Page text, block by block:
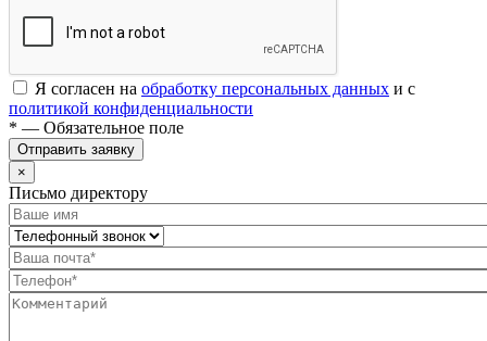
Я согласен на обработку персональных данных и с
политикой конфиденциальности
* — Обязательное поле
Отправить заявку
×
Письмо директору